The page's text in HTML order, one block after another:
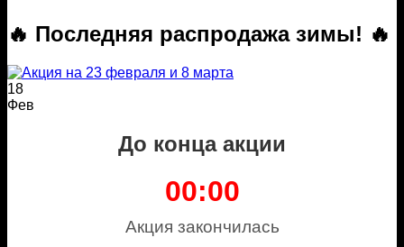
🔥 Последняя распродажа зимы! 🔥
18
Фев
До конца акции
00:00
Акция закончилась